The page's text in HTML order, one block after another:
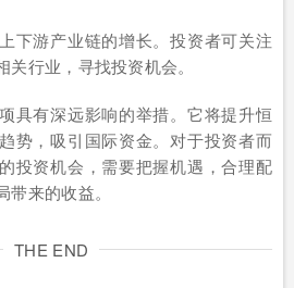
下游产业链的增长。投资者可关注
行业，寻找投资机会。
具有深远影响的举措。它将提升恒
势，吸引国际资金。对于投资者而
投资机会，需要把握机遇，合理配
来的收益。
THE END